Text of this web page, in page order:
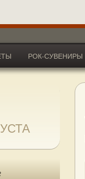
РОК-СУВЕНИРЫ